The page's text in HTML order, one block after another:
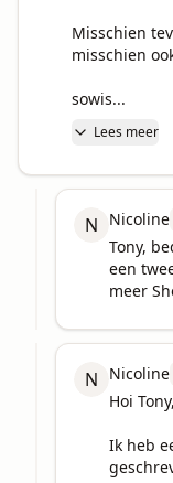
Misschien
misschien
sowis...
Lees meer
N Nicoline
Tony,
een
meer
N Nicoline
Hoi Tony,
Ik heb